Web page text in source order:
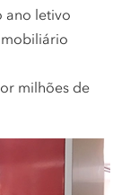
ano letivo
milhões de